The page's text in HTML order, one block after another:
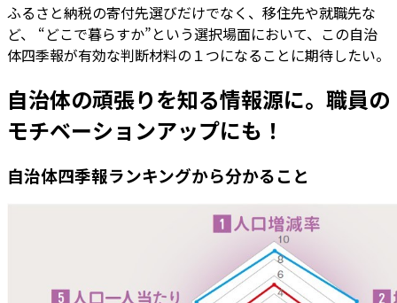
ふるさと納税の寄付先選びだけでなく、移住先や就職先な
ど、 “どこで暮らすか”という選択場面において、この自治
体四季報が有効な判断材料の１つになることに期待したい。
自治体の頑張りを知る情報源に。職員の
モチベーションアップにも！
自治体四季報ランキングから分かること